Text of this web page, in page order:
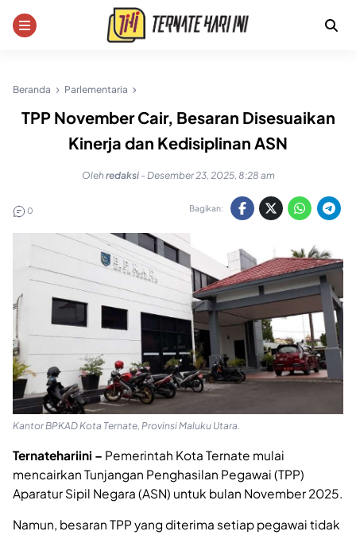
Beranda Parlementaria
TPP November Cair, Besaran Disesuaikan
Kinerja dan Kedisiplinan ASN
Olehredaksi - Desember 23, 2025, 8:28 am
0 Bagikan:
Kantor BPKAD Kota Ternate, Provinsi Maluku Utara.
Ternatehariini – Pemerintah Kota Ternate mulai
mencairkan Tunjangan Penghasilan Pegawai (TPP)
Aparatur Sipil Negara (ASN) untuk bulan November 2025.
Namun, besaran TPP yang diterima setiap pegawai tidak